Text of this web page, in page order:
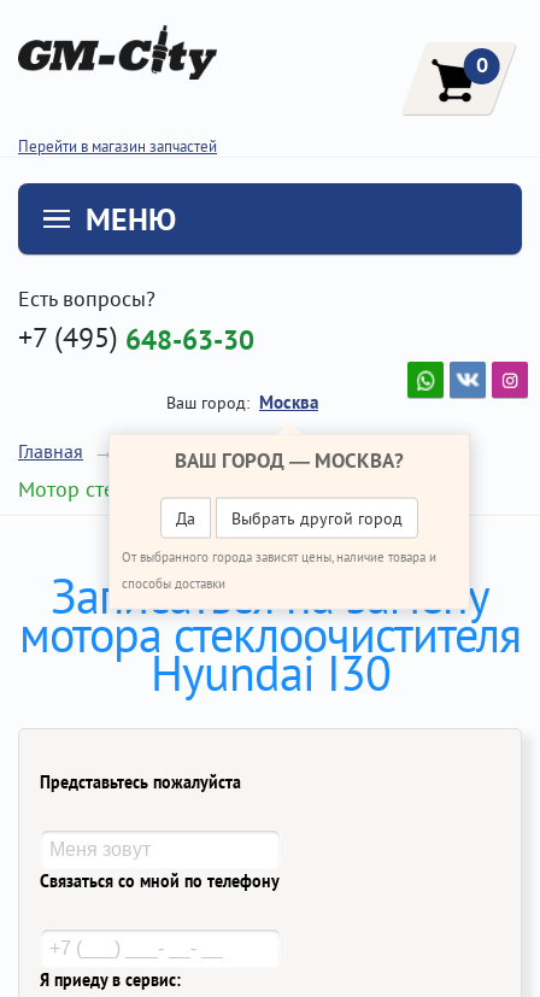
Перейти в магазин запчастей
0
МЕНЮ
Есть вопросы?
+7 (495) 648-63-30
Ваш город: Москва
ВАШ ГОРОД — МОСКВА?
Да Выбрать другой город
От выбранного города зависят цены, наличие товара и
способы доставки
Главная Ремонт Хендай I30
Мотор стеклоочистителя
Записаться на замену
мотора стеклоочистителя
Hyundai I30
Представьтесь пожалуйста
Связаться со мной по телефону
Я приеду в сервис: